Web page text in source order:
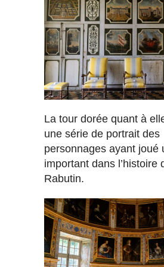
La tour dorée quant à
une série de portrait des
personnages ayant joué
important dans l’histoire
Rabutin.